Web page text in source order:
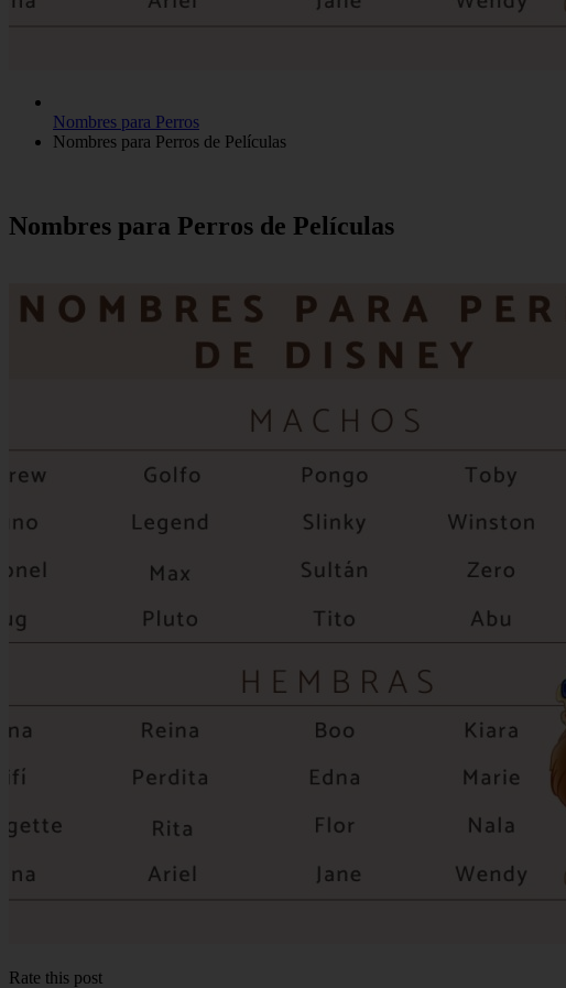
Nombres para Perros
Nombres para Perros de Películas
Nombres para Perros de Películas
Rate this post